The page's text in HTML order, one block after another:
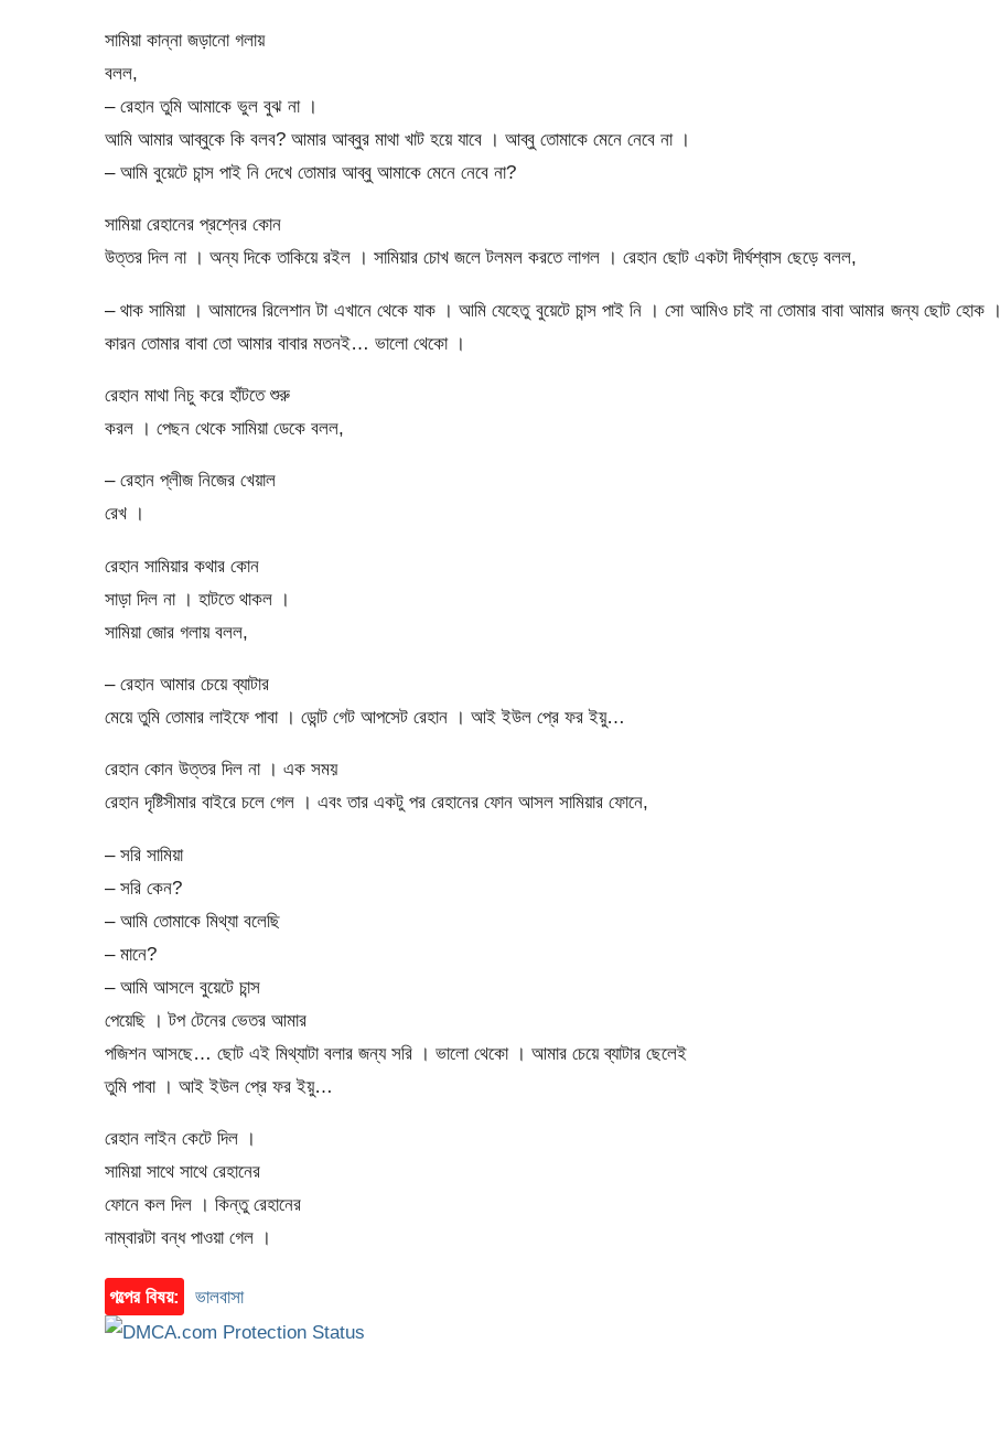
সামিয়া কান্না জড়ানো গলায়
বলল,
– রেহান তুমি আমাকে ভুল বুঝ না ।
আমি আমার আব্বুকে কি বলব? আমার আব্বুর মাথা খাট হয়ে যাবে । আব্বু তোমাকে মেনে নেবে না ।
– আমি বুয়েটে চান্স পাই নি দেখে তোমার আব্বু আমাকে মেনে নেবে না?
সামিয়া রেহানের প্রশ্নের কোন
উত্তর দিল না । অন্য দিকে তাকিয়ে রইল । সামিয়ার চোখ জলে টলমল করতে লাগল । রেহান ছোট একটা দীর্ঘশ্বাস ছেড়ে বলল,
– থাক সামিয়া । আমাদের রিলেশান টা এখানে থেকে যাক । আমি যেহেতু বুয়েটে চান্স পাই নি । সো আমিও চাই না তোমার বাবা আমার জন্য ছোট হোক ।
কারন তোমার বাবা তো আমার বাবার মতনই… ভালো থেকো ।
রেহান মাথা নিচু করে হাঁটতে শুরু
করল । পেছন থেকে সামিয়া ডেকে বলল,
– রেহান প্লীজ নিজের খেয়াল
রেখ ।
রেহান সামিয়ার কথার কোন
সাড়া দিল না । হাটতে থাকল ।
সামিয়া জোর গলায় বলল,
– রেহান আমার চেয়ে ব্যাটার
মেয়ে তুমি তোমার লাইফে পাবা । ডোন্ট গেট আপসেট রেহান । আই ইউল প্রে ফর ইয়ু…
রেহান কোন উত্তর দিল না । এক সময়
রেহান দৃষ্টিসীমার বাইরে চলে গেল । এবং তার একটু পর রেহানের ফোন আসল সামিয়ার ফোনে,
– সরি সামিয়া
– সরি কেন?
– আমি তোমাকে মিথ্যা বলেছি
– মানে?
– আমি আসলে বুয়েটে চান্স
পেয়েছি । টপ টেনের ভেতর আমার
পজিশন আসছে… ছোট এই মিথ্যাটা বলার জন্য সরি । ভালো থেকো । আমার চেয়ে ব্যাটার ছেলেই
তুমি পাবা । আই ইউল প্রে ফর ইয়ু…
রেহান লাইন কেটে দিল ।
সামিয়া সাথে সাথে রেহানের
ফোনে কল দিল । কিন্তু রেহানের
নাম্বারটা বন্ধ পাওয়া গেল ।
গল্পের বিষয়: ভালবাসা